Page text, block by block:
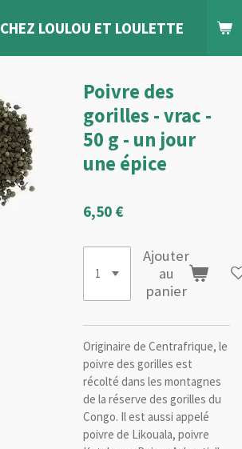
CHEZ LOULOU ET LOULETTE
Poivre des
gorilles - vrac -
50 g - un jour
une épice
6,50 €
Ajouter
au
panier
Originaire de Centrafrique, le
poivre des gorilles est
récolté dans les montagnes
de la réserve des gorilles du
Congo. Il est aussi appelé
poivre de Likouala, poivre